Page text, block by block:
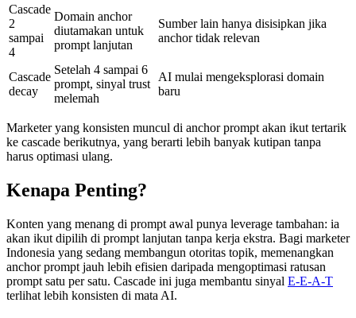
Cascade
2
sampai
4
Domain anchor
diutamakan untuk
prompt lanjutan
Sumber lain hanya disisipkan jika
anchor tidak relevan
Cascade
decay
Setelah 4 sampai 6
prompt, sinyal trust
melemah
AI mulai mengeksplorasi domain
baru
Marketer yang konsisten muncul di anchor prompt akan ikut tertarik
ke cascade berikutnya, yang berarti lebih banyak kutipan tanpa
harus optimasi ulang.
Kenapa Penting?
Konten yang menang di prompt awal punya leverage tambahan: ia
akan ikut dipilih di prompt lanjutan tanpa kerja ekstra. Bagi marketer
Indonesia yang sedang membangun otoritas topik, memenangkan
anchor prompt jauh lebih efisien daripada mengoptimasi ratusan
prompt satu per satu. Cascade ini juga membantu sinyal E-E-A-T
terlihat lebih konsisten di mata AI.